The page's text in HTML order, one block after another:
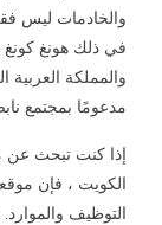
والخادمات ليس
في ذلك هونغ كونغ
مدعومًا بمجتمع نابض
إذا كنت تبحث
الكويت ، فإن
التوظيف